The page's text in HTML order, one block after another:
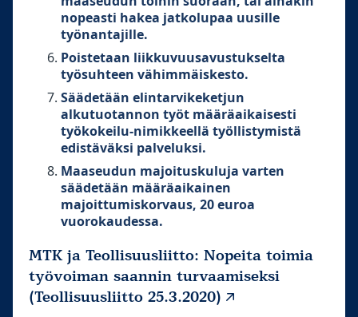
nopeasti hakea jatkolupaa uusille
työnantajille.
Poistetaan liikkuvuusavustukselta
työsuhteen vähimmäiskesto.
Säädetään elintarvikeketjun
alkutuotannon työt määräaikaisesti
työkokeilu-nimikkeellä työllistymistä
edistäväksi palveluksi.
Maaseudun majoituskuluja varten
säädetään määräaikainen
majoittumiskorvaus, 20 euroa
vuorokaudessa.
MTK ja Teollisuusliitto: Nopeita toimia
työvoiman saannin turvaamiseksi
(Teollisuusliitto 25.3.2020)